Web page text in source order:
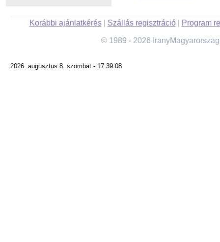
Korábbi ajánlatkérés| Szállás regisztráció| Program
© 1989 - 2026
2026. augusztus 8. szombat - 17:39:08